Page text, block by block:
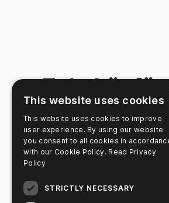
Zubehör für
Produkt Nr. Produkt
MED2000 Oxoid™
This website uses cookies
This website uses cookies to improve
user experience. By using our website
you consent to all cookies in
with our Cookie Policy. Read Privacy
Policy
STRICTLY NECESSARY